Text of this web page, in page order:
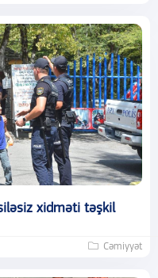
xidməti təşkil
Cəmiyyət